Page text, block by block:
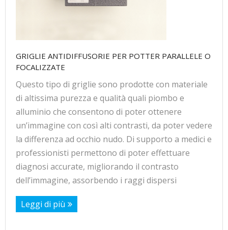
GRIGLIE ANTIDIFFUSORIE PER POTTER PARALLELE O
FOCALIZZATE
Questo tipo di griglie sono prodotte con materiale
di altissima purezza e qualità quali piombo e
alluminio che consentono di poter ottenere
un’immagine con così alti contrasti, da poter vedere
la differenza ad occhio nudo. Di supporto a medici e
professionisti permettono di poter effettuare
diagnosi accurate, migliorando il contrasto
dell’immagine, assorbendo i raggi dispersi
Leggi di più